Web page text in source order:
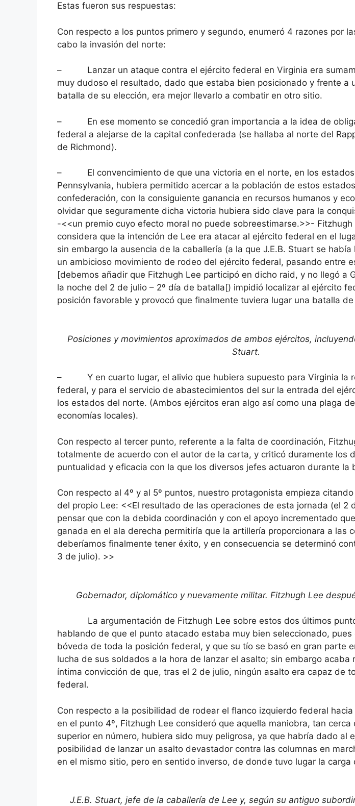
Estas fueron sus respuestas:
Con respecto a los puntos primero y segundo, enumeró 4 razones por
cabo la invasión del norte:
– Lanzar un ataque contra el ejército federal en Virginia era
muy dudoso el resultado, dado que estaba bien posicionado y frente a
batalla de su elección, era mejor llevarlo a combatir en otro sitio.
– En ese momento se concedió gran importancia a la idea de
federal a alejarse de la capital confederada (se hallaba al norte del
de Richmond).
– El convencimiento de que una victoria en el norte, en los estados
Pennsylvania, hubiera permitido acercar a la población de estos
confederación, con la consiguiente ganancia en recursos humanos y
olvidar que seguramente dicha victoria hubiera sido clave para la
-<<un premio cuyo efecto moral no puede sobreestimarse.>>- Fitzhugh
considera que la intención de Lee era atacar al ejército federal en el
sin embargo la ausencia de la caballería (a la que J.E.B. Stuart se
un ambicioso movimiento de rodeo del ejército federal, pasando entre
[debemos añadir que Fitzhugh Lee participó en dicho raid, y no llegó a
la noche del 2 de julio – 2º día de batalla[) impidió localizar al ejército
posición favorable y provocó que finalmente tuviera lugar una batalla
Posiciones y movimientos aproximados de ambos ejércitos,
Stuart.
– Y en cuarto lugar, el alivio que hubiera supuesto para Virginia la
federal, y para el servicio de abastecimientos del sur la entrada del
los estados del norte. (Ambos ejércitos eran algo así como una plaga
economías locales).
Con respecto al tercer punto, referente a la falta de coordinación,
totalmente de acuerdo con el autor de la carta, y criticó duramente los
puntualidad y eficacia con la que los diversos jefes actuaron durante la
Con respecto al 4º y al 5º puntos, nuestro protagonista empieza
del propio Lee: <<El resultado de las operaciones de esta jornada (el 2
pensar que con la debida coordinación y con el apoyo incrementado
ganada en el ala derecha permitiría que la artillería proporcionara a las
deberíamos finalmente tener éxito, y en consecuencia se determinó
3 de julio). >>
Gobernador, diplomático y nuevamente militar. Fitzhugh Lee
La argumentación de Fitzhugh Lee sobre estos dos últimos
hablando de que el punto atacado estaba muy bien seleccionado, pues
bóveda de toda la posición federal, y que su tío se basó en gran parte
lucha de sus soldados a la hora de lanzar el asalto; sin embargo acaba
íntima convicción de que, tras el 2 de julio, ningún asalto era capaz de
federal.
Con respecto a la posibilidad de rodear el flanco izquierdo federal
en el punto 4º, Fitzhugh Lee consideró que aquella maniobra, tan cerca
superior en número, hubiera sido muy peligrosa, ya que habría dado al
posibilidad de lanzar un asalto devastador contra las columnas en
en el mismo sitio, pero en sentido inverso, de donde tuvo lugar la carga
J.E.B. Stuart, jefe de la caballería de Lee y, según su antiguo